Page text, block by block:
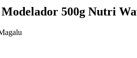
500g Nutri